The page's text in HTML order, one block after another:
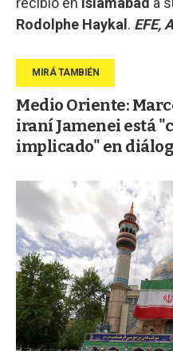
Rodolphe Haykal . EFE,
Medio Oriente:
iraní Jamenei está
implicado" en